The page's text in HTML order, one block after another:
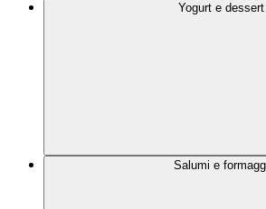
Yogurt e dessert
Salumi e